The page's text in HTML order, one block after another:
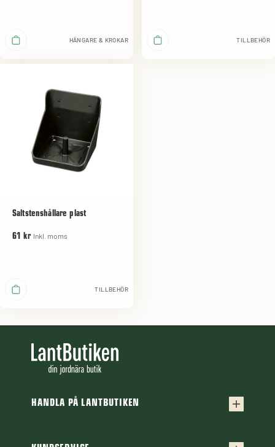
HÄNGARE & KROKAR TILLBEHÖR
Saltstenshållare plast
61 kr Inkl. moms
TILLBEHÖR
HANDLA PÅ LANTBUTIKEN